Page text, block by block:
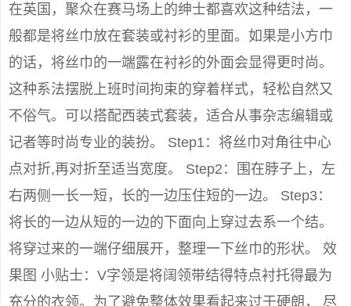
在英国，聚众在赛马场上的绅士都喜欢这种结法，一
般都是将丝巾放在套装或衬衫的里面。如果是小方巾
的话，将丝巾的一端露在衬衫的外面会显得更时尚。
这种系法摆脱上班时间拘束的穿着样式，轻松自然又
不俗气。可以搭配西装式套装，适合从事杂志编辑或
记者等时尚专业的装扮。 Step1：将丝巾对角往中心
点对折,再对折至适当宽度。 Step2：围在脖子上，左
右两侧一长一短，长的一边压住短的一边。 Step3：
将长的一边从短的一边的下面向上穿过去系一个结。
将穿过来的一端仔细展开，整理一下丝巾的形状。 效
果图 小贴士：V字领是将阔领带结得特点衬托得最为
充分的衣领。为了避免整体效果看起来过于硬朗， 尽